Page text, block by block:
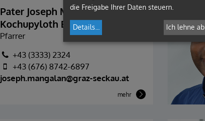
Pater Joseph Mangalan-
Kochupyloth Bakk. CMI.
Pfarrer
+43 (3333) 2324
+43 (676) 8742-6897
joseph.mangalan@graz-seckau.at
mehr
die Freigabe Ihrer Daten steuern.
Details Ich lehne ab